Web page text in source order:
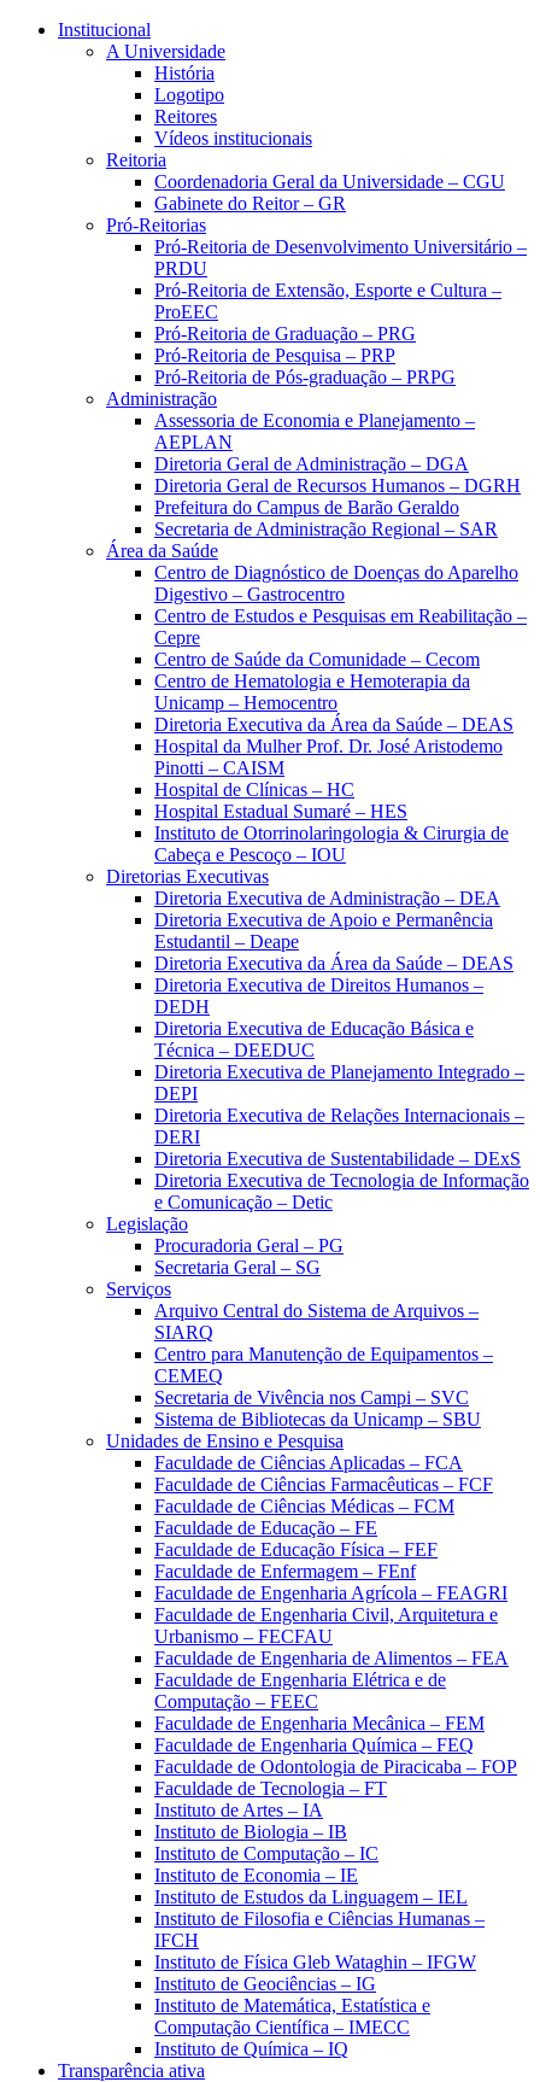
Conteúdo principal
Institucional
A Universidade
História
Logotipo
Reitores
Vídeos institucionais
Reitoria
Coordenadoria Geral da Universidade – CGU
Gabinete do Reitor – GR
Pró-Reitorias
Pró-Reitoria de Desenvolvimento Universitário –
PRDU
Pró-Reitoria de Extensão, Esporte e Cultura –
ProEEC
Pró-Reitoria de Graduação – PRG
Pró-Reitoria de Pesquisa – PRP
Pró-Reitoria de Pós-graduação – PRPG
Administração
Assessoria de Economia e Planejamento –
AEPLAN
Diretoria Geral de Administração – DGA
Diretoria Geral de Recursos Humanos – DGRH
Prefeitura do Campus de Barão Geraldo
Secretaria de Administração Regional – SAR
Área da Saúde
Centro de Diagnóstico de Doenças do Aparelho
Digestivo – Gastrocentro
Centro de Estudos e Pesquisas em Reabilitação –
Cepre
Centro de Saúde da Comunidade – Cecom
Centro de Hematologia e Hemoterapia da
Unicamp – Hemocentro
Diretoria Executiva da Área da Saúde – DEAS
Hospital da Mulher Prof. Dr. José Aristodemo
Pinotti – CAISM
Hospital de Clínicas – HC
Hospital Estadual Sumaré – HES
Instituto de Otorrinolaringologia & Cirurgia de
Cabeça e Pescoço – IOU
Diretorias Executivas
Diretoria Executiva de Administração – DEA
Diretoria Executiva de Apoio e Permanência
Estudantil – Deape
Diretoria Executiva da Área da Saúde – DEAS
Diretoria Executiva de Direitos Humanos –
DEDH
Diretoria Executiva de Educação Básica e
Técnica – DEEDUC
Diretoria Executiva de Planejamento Integrado –
DEPI
Diretoria Executiva de Relações Internacionais –
DERI
Diretoria Executiva de Sustentabilidade – DExS
Diretoria Executiva de Tecnologia de Informação
e Comunicação – Detic
Legislação
Procuradoria Geral – PG
Secretaria Geral – SG
Serviços
Arquivo Central do Sistema de Arquivos –
SIARQ
Centro para Manutenção de Equipamentos –
CEMEQ
Secretaria de Vivência nos Campi – SVC
Sistema de Bibliotecas da Unicamp – SBU
Unidades de Ensino e Pesquisa
Faculdade de Ciências Aplicadas – FCA
Faculdade de Ciências Farmacêuticas – FCF
Faculdade de Ciências Médicas – FCM
Faculdade de Educação – FE
Faculdade de Educação Física – FEF
Faculdade de Enfermagem – FEnf
Faculdade de Engenharia Agrícola – FEAGRI
Faculdade de Engenharia Civil, Arquitetura e
Urbanismo – FECFAU
Faculdade de Engenharia de Alimentos – FEA
Faculdade de Engenharia Elétrica e de
Computação – FEEC
Faculdade de Engenharia Mecânica – FEM
Faculdade de Engenharia Química – FEQ
Faculdade de Odontologia de Piracicaba – FOP
Faculdade de Tecnologia – FT
Instituto de Artes – IA
Instituto de Biologia – IB
Instituto de Computação – IC
Instituto de Economia – IE
Instituto de Estudos da Linguagem – IEL
Instituto de Filosofia e Ciências Humanas –
IFCH
Instituto de Física Gleb Wataghin – IFGW
Instituto de Geociências – IG
Instituto de Matemática, Estatística e
Computação Científica – IMECC
Instituto de Química – IQ
Transparência ativa